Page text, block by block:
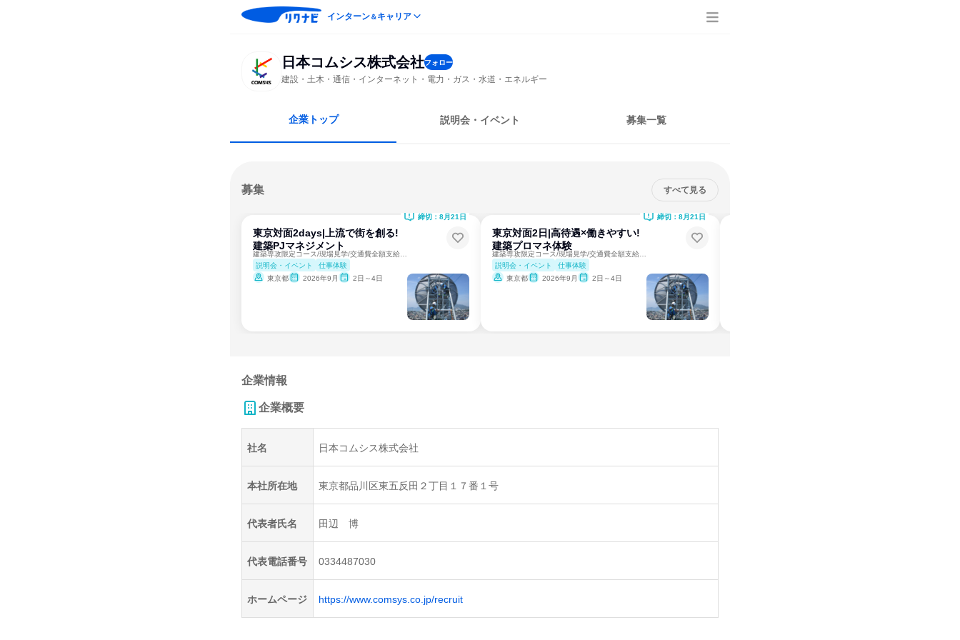
インターン＆キャリア
日本コムシス株式会社フォロー
建設・土木・通信・インターネット・電力・ガス・水道・エネルギー
企業トップ 説明会・イベント 募集一覧
募集 すべて見る
東京対面2days|上流で街を創る!
建築PJマネジメント
説明会・イベント
仕事体験
東京都
2026年9月 2日～4日
締切：8月21日
東京対面2日|高待遇×働きやすい!
建築プロマネ体験
説明会・イベント
仕事体験
東京都
2026年9月 2日～4日
締切：8月21日
企業情報
企業概要
社名 日本コムシス株式会社
本社所在地 東京都品川区東五反田２丁目１７番１号
代表者氏名 田辺 博
代表電話番号 0334487030
ホームページ https://www.comsys.co.jp/recruit